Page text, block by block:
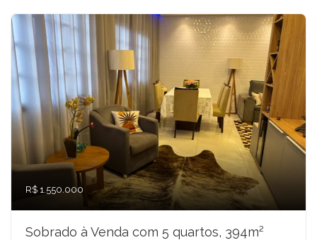
R$ 1.550.000
Sobrado à Venda com 5 quartos, 394m²